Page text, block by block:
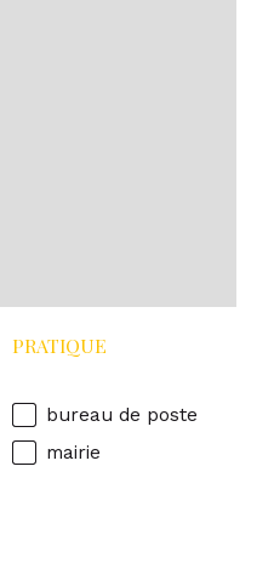
PRATIQUE
bureau de poste
mairie